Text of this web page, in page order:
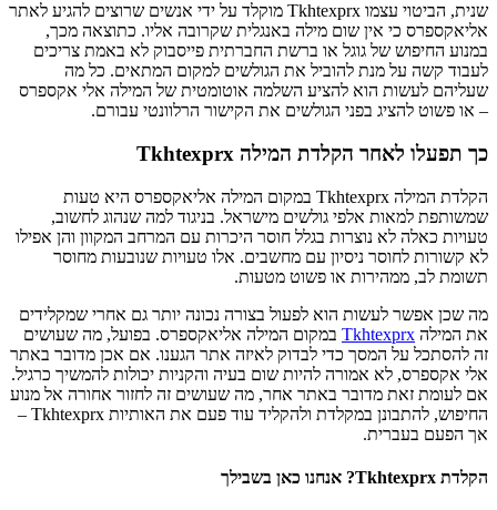
שנית, הביטוי עצמו Tkhtexprx מוקלד על ידי אנשים שרוצים להגיע לאתר
אליאקספרס כי אין שום מילה באנגלית שקרובה אליו. כתוצאה מכך,
במנוע החיפוש של גוגל או ברשת החברתית פייסבוק לא באמת צריכים
לעבוד קשה על מנת להוביל את הגולשים למקום המתאים. כל מה
שעליהם לעשות הוא להציע השלמה אוטומטית של המילה אלי אקספרס
– או פשוט להציג בפני הגולשים את הקישור הרלוונטי עבורם.
כך תפעלו לאחר הקלדת המילה Tkhtexprx
הקלדת המילה Tkhtexprx במקום המילה אליאקספרס היא טעות
שמשותפת למאות אלפי גולשים מישראל. בניגוד למה שנהוג לחשוב,
טעויות כאלה לא נוצרות בגלל חוסר היכרות עם המרחב המקוון והן אפילו
לא קשורות לחוסר ניסיון עם מחשבים. אלו טעויות שנובעות מחוסר
תשומת לב, ממהירות או פשוט מטעות.
מה שכן אפשר לעשות הוא לפעול בצורה נכונה יותר גם אחרי שמקלידים
את המילה Tkhtexprx במקום המילה אליאקספרס. בפועל, מה שעושים
זה להסתכל על המסך כדי לבדוק לאיזה אתר הגענו. אם אכן מדובר באתר
אלי אקספרס, לא אמורה להיות שום בעיה והקניות יכולות להמשיך כרגיל.
אם לעומת זאת מדובר באתר אחר, מה שעושים זה לחזור אחורה אל מנוע
החיפוש, להתבונן במקלדת ולהקליד עוד פעם את האותיות Tkhtexprx
–
אך הפעם בעברית.
הקלדת Tkhtexprx? אנחנו כאן בשבילך